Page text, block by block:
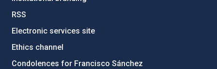
RSS
Electronic services site
Ethics channel
Condolences for Francisco Sánchez